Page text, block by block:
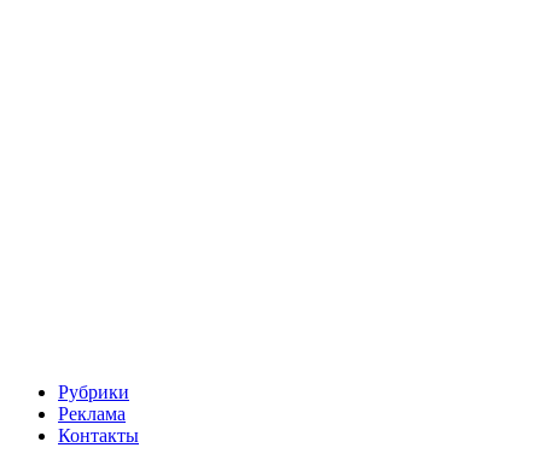
Рубрики
Реклама
Контакты